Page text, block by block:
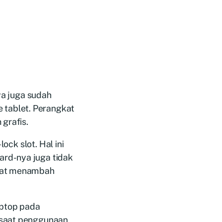
juga sudah
tablet. Perangkat
grafis.
slot. Hal ini
nya juga tidak
menambah
pada
penggunaan